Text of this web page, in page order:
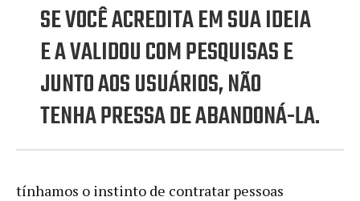
SE VOCÊ ACREDITA EM SUA IDEIA
E A VALIDOU COM PESQUISAS E
JUNTO AOS USUÁRIOS, NÃO
TENHA PRESSA DE ABANDONÁ-LA.
tínhamos o instinto de contratar pessoas